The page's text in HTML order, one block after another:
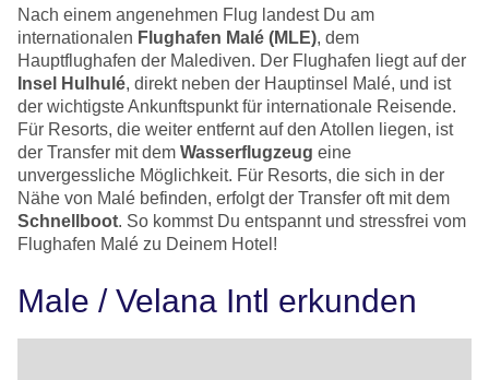
Nach einem angenehmen Flug landest Du am
internationalen Flughafen Malé (MLE), dem
Hauptflughafen der Malediven. Der Flughafen liegt auf der
Insel Hulhulé, direkt neben der Hauptinsel Malé, und ist
der wichtigste Ankunftspunkt für internationale Reisende.
Für Resorts, die weiter entfernt auf den Atollen liegen, ist
der Transfer mit dem Wasserflugzeug eine
unvergessliche Möglichkeit. Für Resorts, die sich in der
Nähe von Malé befinden, erfolgt der Transfer oft mit dem
Schnellboot. So kommst Du entspannt und stressfrei vom
Flughafen Malé zu Deinem Hotel!
Male / Velana Intl erkunden